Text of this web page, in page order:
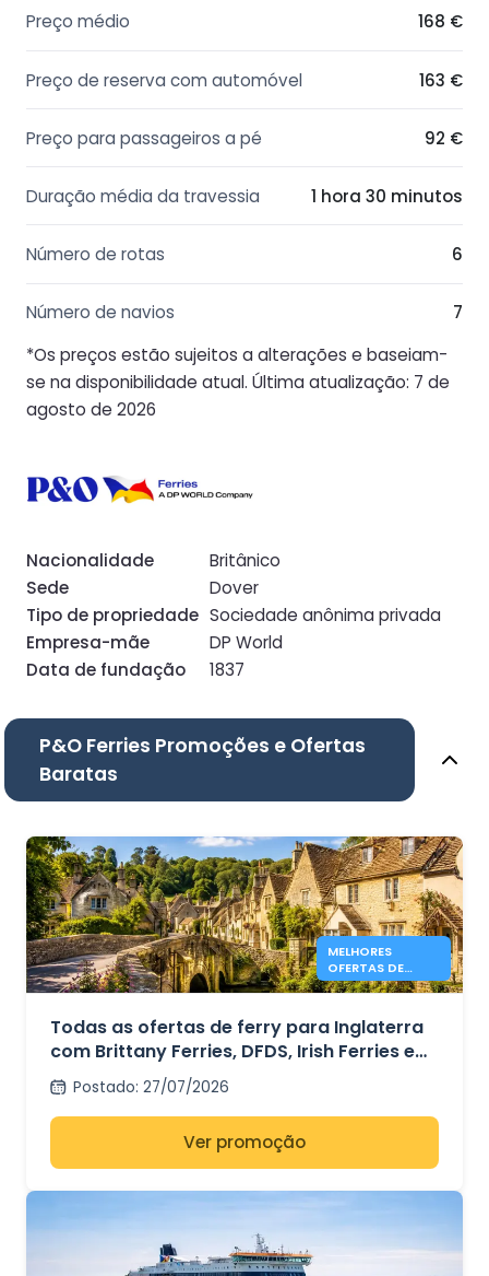
Preço médio 168 €
Preço de reserva com automóvel 163 €
Preço para passageiros a pé 92 €
Duração média da travessia 1 hora 30 minutos
Número de rotas 6
Número de navios
7
*Os preços estão sujeitos a alterações e baseiam-
se na disponibilidade atual. Última atualização: 7 de
agosto de 2026
Nacionalidade
Britânico
Sede
Dover
Tipo de propriedade Sociedade anônima privada
Empresa-mãe
DP World
Data de fundação
1837
P&O Ferries Promoções e Ofertas
Baratas
MELHORES
OFERTAS DE
FERRY PARA
2026 DESDE 41 €
Todas as ofertas de ferry para Inglaterra
com Brittany Ferries, DFDS, Irish Ferries e
P&O Ferries – a partir de 41€
Postado: 27/07/2026
Ver promoção